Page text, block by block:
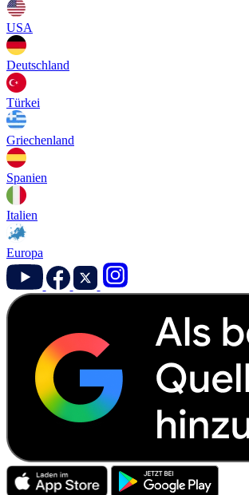
USA
Deutschland
Türkei
Griechenland
Spanien
Italien
Europa